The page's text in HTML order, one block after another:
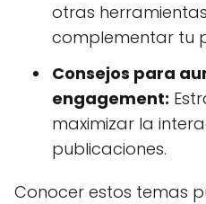
otras
complementar tu
Consejos para
engagement:
maximizar la
publicaciones.
Conocer estos temas